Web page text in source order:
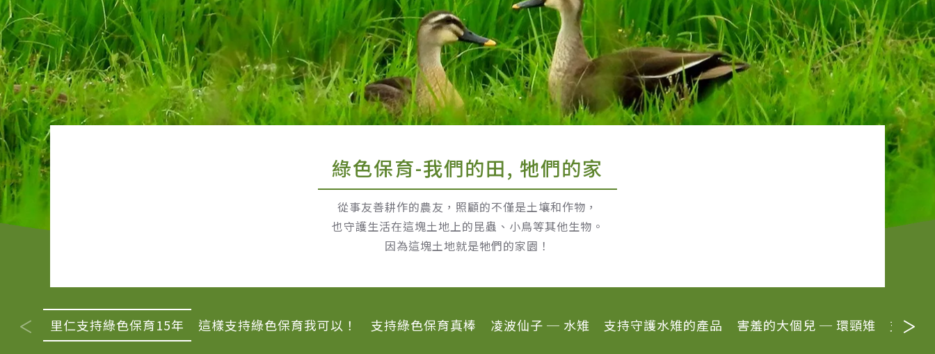
消費紀錄查詢
個人資料管理
產品追蹤
好文收藏
登入/註冊
中秋禮盒預購
7月惜福愛物
6月快閃商品-好評延長優惠
傳承經典優惠
文化好書優惠
熱銷人氣產品推薦
經典必買推薦
史瓦帝尼文化節
植物油
乾貨/素料/植物肉
豆腐/天貝/豆製品
調味/醬料/烘焙食材
抹醬/果醬
鮮凍蔬果
茶/咖啡/花果茶
沖調飲/穀麥片
蜂蜜/椰奶
休閒零食
堅果/果乾
糖果/巧克力
包子饅頭/麵點
粽子/蘿蔔糕/年糕
素鬆/醬菜
甜品/冰品
麵包/糕點
中藥食材/調理包
酵素
個人用品
女裝
女內著居家
男裝
男內著居家
鞋襪
嬰幼/兒童
佛儒書籍
廣論/備覽手抄
敬經帛/書套
燈/燃燈油
供具/修持用品
不限類別 飲品 主食 沙拉 點心 醬料
湯品
減塑 一起來！
綠色保育-我們的田, 牠們的家
里仁「史瓦帝尼文化節」
用品與廠商
土地與生態
蔬食營養力
生活提案
共好行動
里仁的努力
少或無添加
友善耕作
支持弱勢
綠色保育
永續飲食
產品動態
生態保育
公益支持
獲獎肯定
聯名合作
大事記
里仁聯名卡
理念桌布下載
加入會員
綠色保育-我們的田, 牠們的家
從事友善耕作的農友，照顧的不僅是土壤和作物，
也守護生活在這塊土地上的昆蟲、小鳥等其他生物。
因為這塊土地就是牠們的家園！
里仁支持綠色保育15年 這樣支持綠色保育我可以！ 支持綠色保育真棒 凌波仙子 ─ 水雉 支持守護水雉的產品 害羞的大個兒 ─ 環頸雉 支持守